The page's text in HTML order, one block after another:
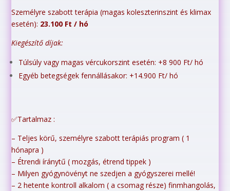
Személyre szabott terápia (magas koleszterinszint és klimax
esetén): 23.100 Ft / hó
Kiegészítő díjak:
Túlsúly vagy magas vércukorszint esetén: +8 900 Ft/ hó
Egyéb betegségek fennállásakor: +14.900 Ft/ hó
✅Tartalmaz :
– Teljes körű, személyre szabott terápiás program ( 1
hónapra )
– Étrendi íránytű ( mozgás, étrend tippek )
– Milyen gyógynövényt ne szedjen a gyógyszerei mellé!
– 2 hetente kontroll alkalom ( a csomag része) finmhangolás,